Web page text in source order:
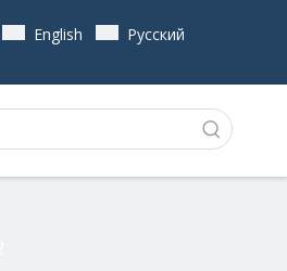
English Pусский